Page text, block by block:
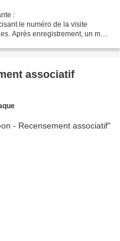
:
le numéro de la visite
Après enregistrement, un mail
associatif